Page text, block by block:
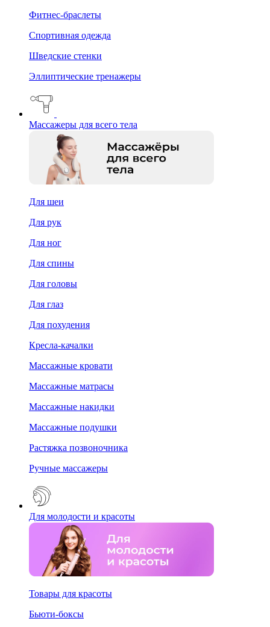
Фитнес-браслеты
Спортивная одежда
Шведские стенки
Эллиптические тренажеры
Массажеры для всего тела
Для шеи
Для рук
Для ног
Для спины
Для головы
Для глаз
Для похудения
Кресла-качалки
Массажные кровати
Массажные матрасы
Массажные накидки
Массажные подушки
Растяжка позвоночника
Ручные массажеры
Для молодости и красоты
Товары для красоты
Бьюти-боксы